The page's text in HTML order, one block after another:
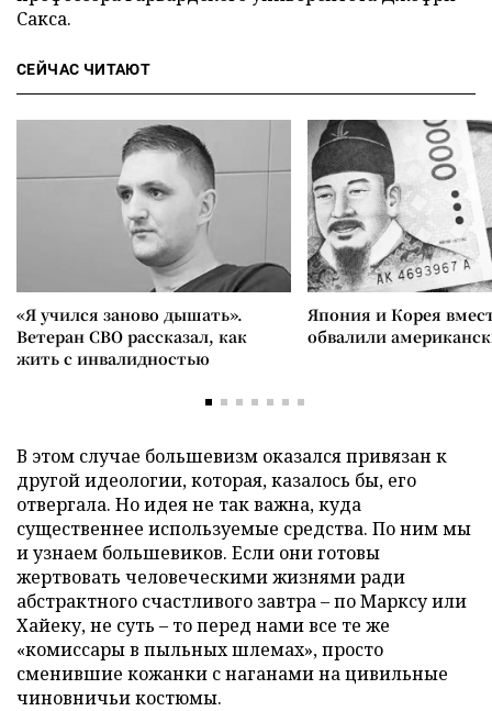
Сакса.
СЕЙЧАС ЧИТАЮТ
«Я учился заново дышать».
Ветеран СВО рассказал, как
жить с инвалидностью
Япония и Корея
обвалили
В этом случае большевизм оказался привязан к
другой идеологии, которая, казалось бы, его
отвергала. Но идея не так важна, куда
существеннее используемые средства. По ним мы
и узнаем большевиков. Если они готовы
жертвовать человеческими жизнями ради
абстрактного счастливого завтра – по Марксу или
Хайеку, не суть – то перед нами все те же
«комиссары в пыльных шлемах», просто
сменившие кожанки с наганами на цивильные
чиновничьи костюмы.